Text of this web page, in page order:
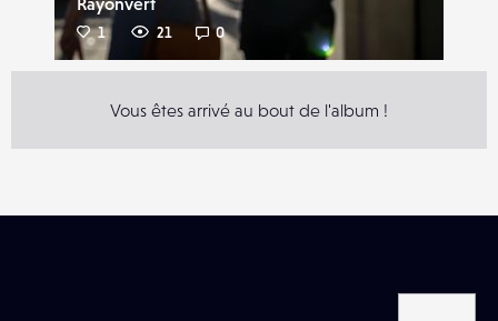
1 21 0
Vous êtes arrivé au bout de l'album !